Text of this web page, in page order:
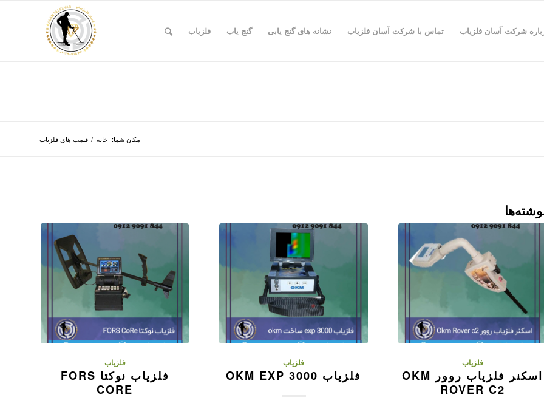
شرکت آسان فلزیاب تماس با شرکت آسان فلزیاب نشانه های گنج یابی گنج یاب فلزیاب
مکان شما: خانه / قیمت های فلزیاب
فلزیاب
اسکنر فلزیاب روور OKM
ROVER C2
فلزیاب
فلزیاب OKM EXP 3000
فلزیاب
فلزیاب نوکتا FORS
CORE